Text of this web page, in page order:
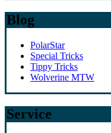
Blog
PolarStar
Special Tricks
Tippy Tricks
Wolverine MTW
Service